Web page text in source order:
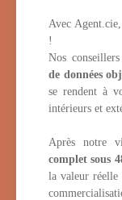
Avec
!
Nos
de données
se rendent à
intérieurs et
Après notre
complet sous
la valeur réelle